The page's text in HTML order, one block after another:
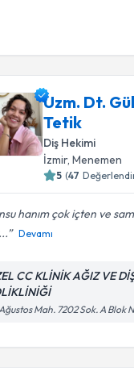
Uzm. Dt.
Tetik
Diş Hekimi
İzmir, Menemen
5 (47
hanım çok içten ve
Devamı
CC KLİNİK AĞIZ VE
Mah. 7202 Sok. A Blok